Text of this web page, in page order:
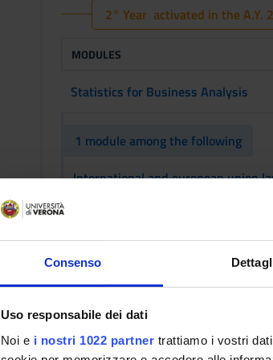
Consenso
Uso responsabile dei dati
Noi e i nostri 1022 partner trattiamo i vostri
2° Year activated in the A.Y.
MODULES
Statistics for Business Analysis
1 module among the following
International and european union
Public law of economic liberties
International Economics and Policy
Corporate finance